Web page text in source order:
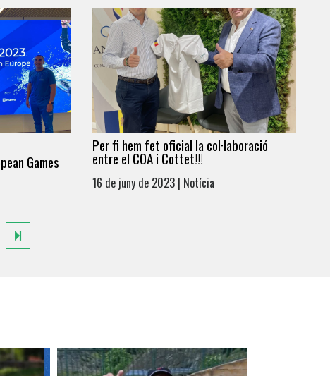
Games
Per fi hem fet oficial la col·laboració
entre el COA i Cottet!!!
16 de juny de 2023 | Notícia
50